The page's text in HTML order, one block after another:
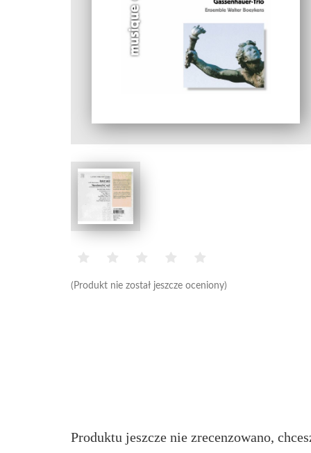
(Produkt nie został jeszcze oceniony)
Produktu jeszcze nie zrecenzowano,